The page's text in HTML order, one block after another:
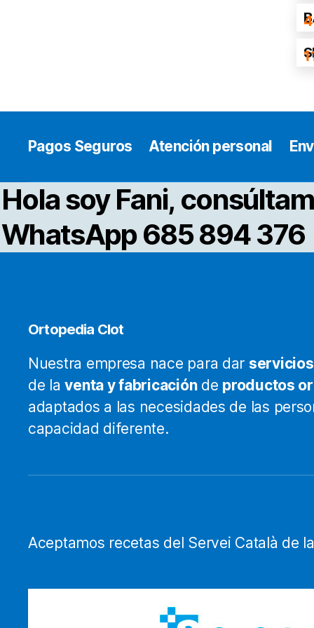
Pagos Seguros Atención personal
Hola soy Fani,
WhatsApp 685 894 376
Ortopedia Clot
Nuestra empresa nace para dar servicios
de laventa y fabricaciónde productos
adaptados a las necesidades de las
capacidad diferente.
Aceptamos recetas del Servei Català de